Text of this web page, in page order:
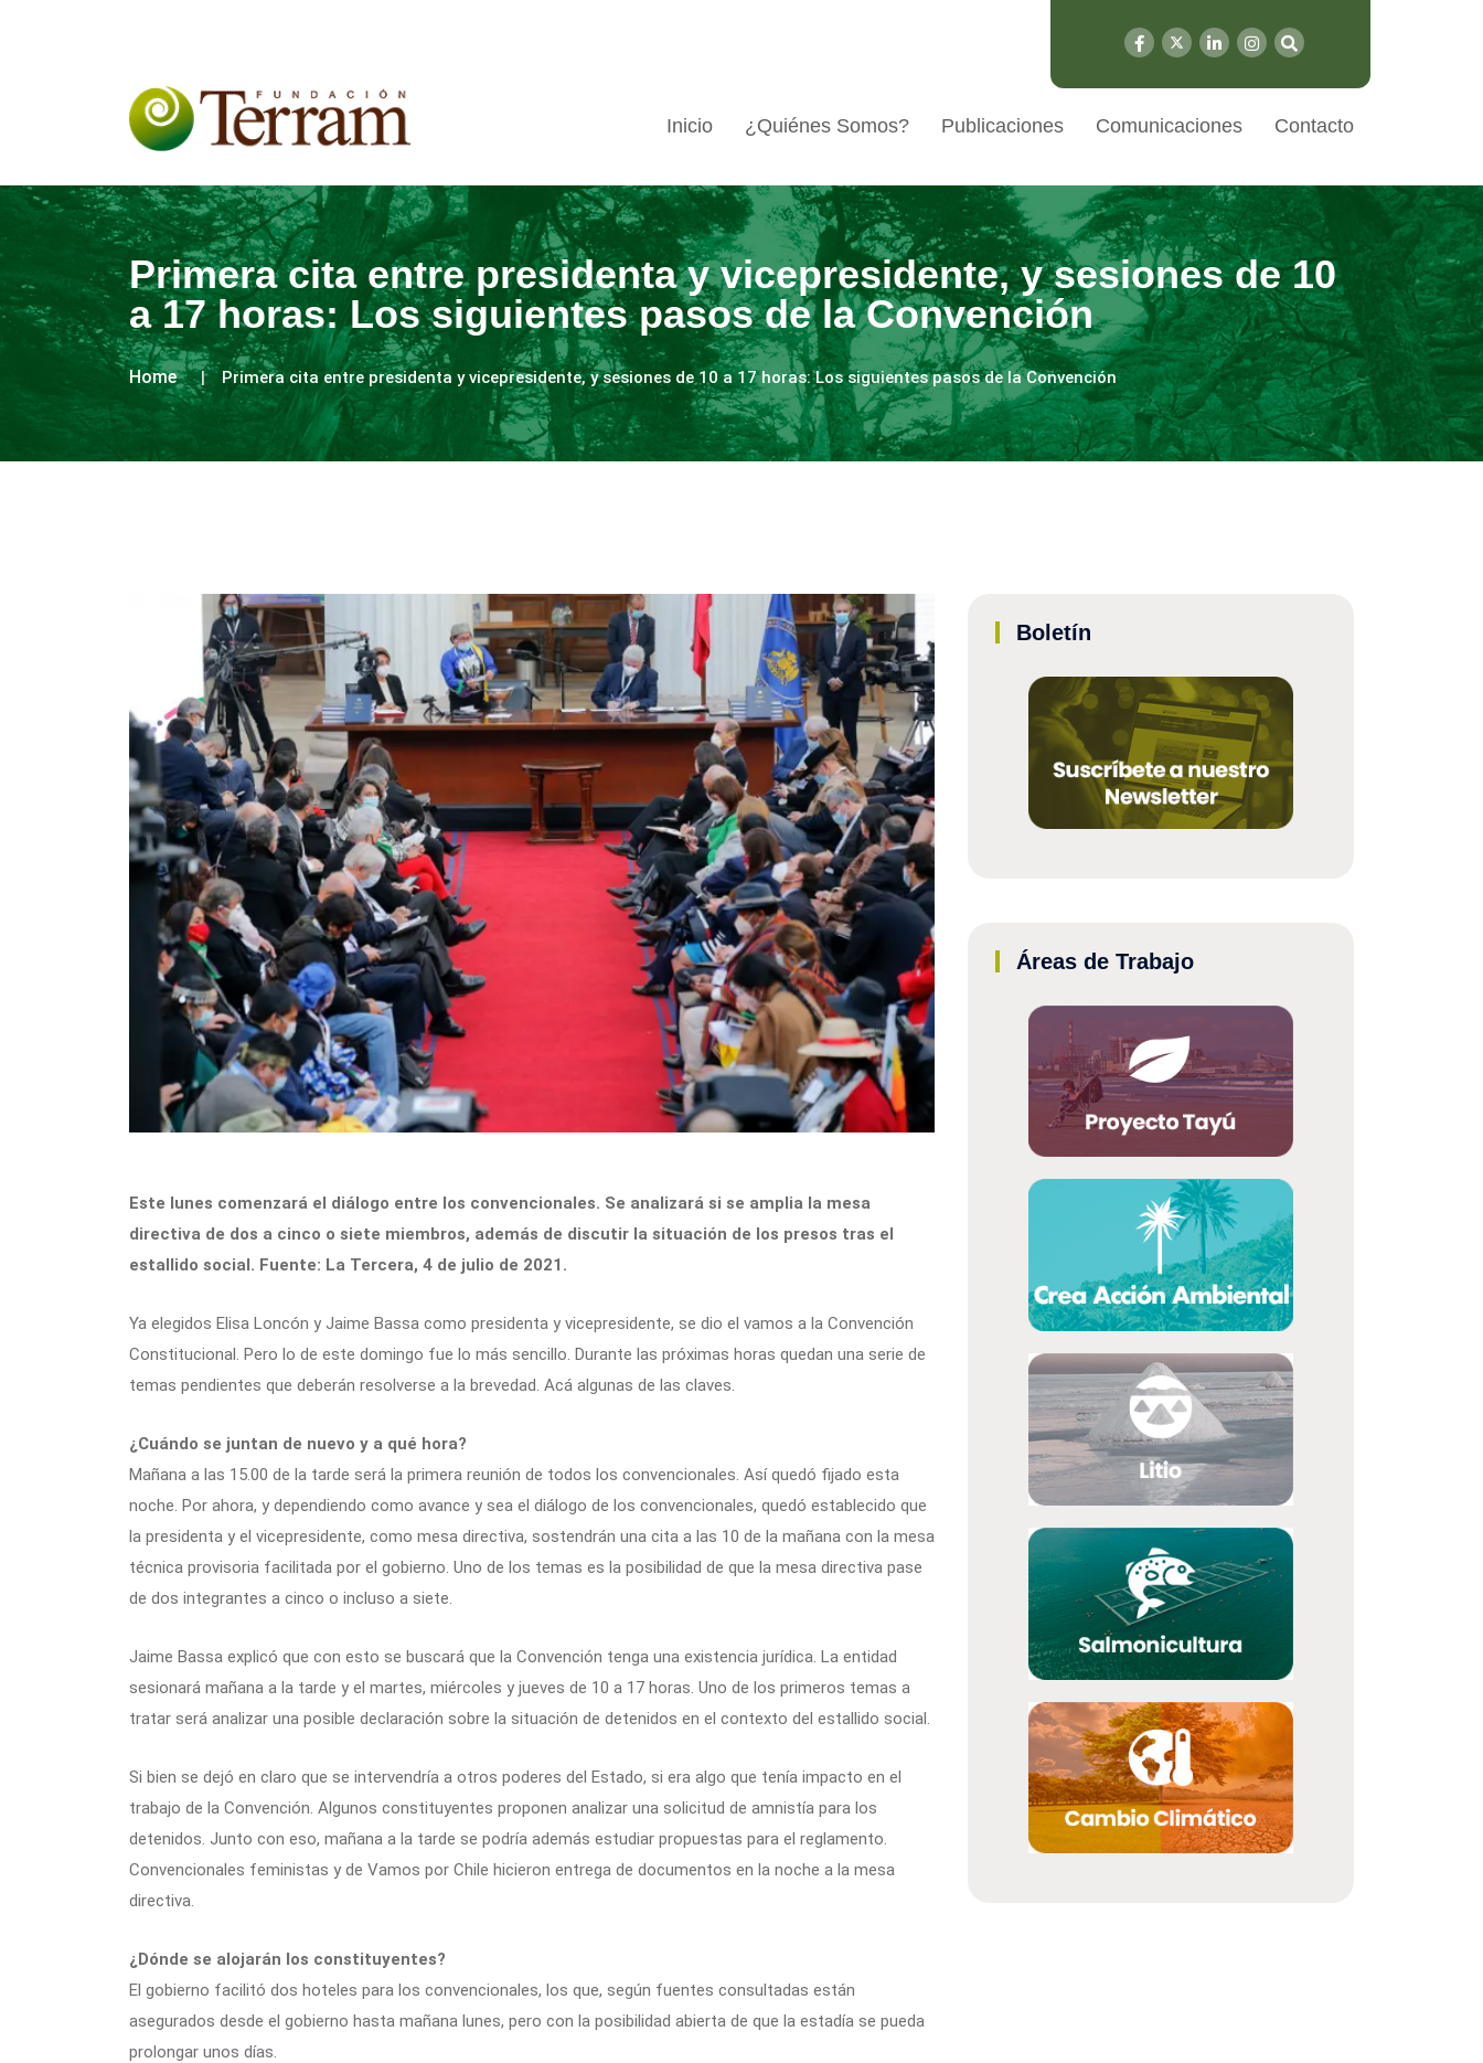
Inicio ¿Quiénes Somos? Publicaciones Comunicaciones Contacto
Primera cita entre presidenta y vicepresidente, y sesiones de 10
a 17 horas: Los siguientes pasos de la Convención
Home Primera cita entre presidenta y vicepresidente, y sesiones de 10 a 17 horas: Los siguientes pasos de la Convención
Este lunes comenzará el diálogo entre los convencionales. Se analizará si se amplia la mesa
directiva de dos a cinco o siete miembros, además de discutir la situación de los presos tras el
estallido social. Fuente: La Tercera, 4 de julio de 2021.
Ya elegidos Elisa Loncón y Jaime Bassa como presidenta y vicepresidente, se dio el vamos a la Convención
Constitucional. Pero lo de este domingo fue lo más sencillo. Durante las próximas horas quedan una serie de
temas pendientes que deberán resolverse a la brevedad. Acá algunas de las claves.
¿Cuándo se juntan de nuevo y a qué hora?
Mañana a las 15.00 de la tarde será la primera reunión de todos los convencionales. Así quedó fijado esta
noche. Por ahora, y dependiendo como avance y sea el diálogo de los convencionales, quedó establecido que
la presidenta y el vicepresidente, como mesa directiva, sostendrán una cita a las 10 de la mañana con la mesa
técnica provisoria facilitada por el gobierno. Uno de los temas es la posibilidad de que la mesa directiva pase
de dos integrantes a cinco o incluso a siete.
Jaime Bassa explicó que con esto se buscará que la Convención tenga una existencia jurídica. La entidad
sesionará mañana a la tarde y el martes, miércoles y jueves de 10 a 17 horas. Uno de los primeros temas a
tratar será analizar una posible declaración sobre la situación de detenidos en el contexto del estallido social.
Si bien se dejó en claro que se intervendría a otros poderes del Estado, si era algo que tenía impacto en el
trabajo de la Convención. Algunos constituyentes proponen analizar una solicitud de amnistía para los
detenidos. Junto con eso, mañana a la tarde se podría además estudiar propuestas para el reglamento.
Convencionales feministas y de Vamos por Chile hicieron entrega de documentos en la noche a la mesa
directiva.
¿Dónde se alojarán los constituyentes?
El gobierno facilitó dos hoteles para los convencionales, los que, según fuentes consultadas están
asegurados desde el gobierno hasta mañana lunes, pero con la posibilidad abierta de que la estadía se pueda
prolongar unos días.
Boletín
Áreas de Trabajo